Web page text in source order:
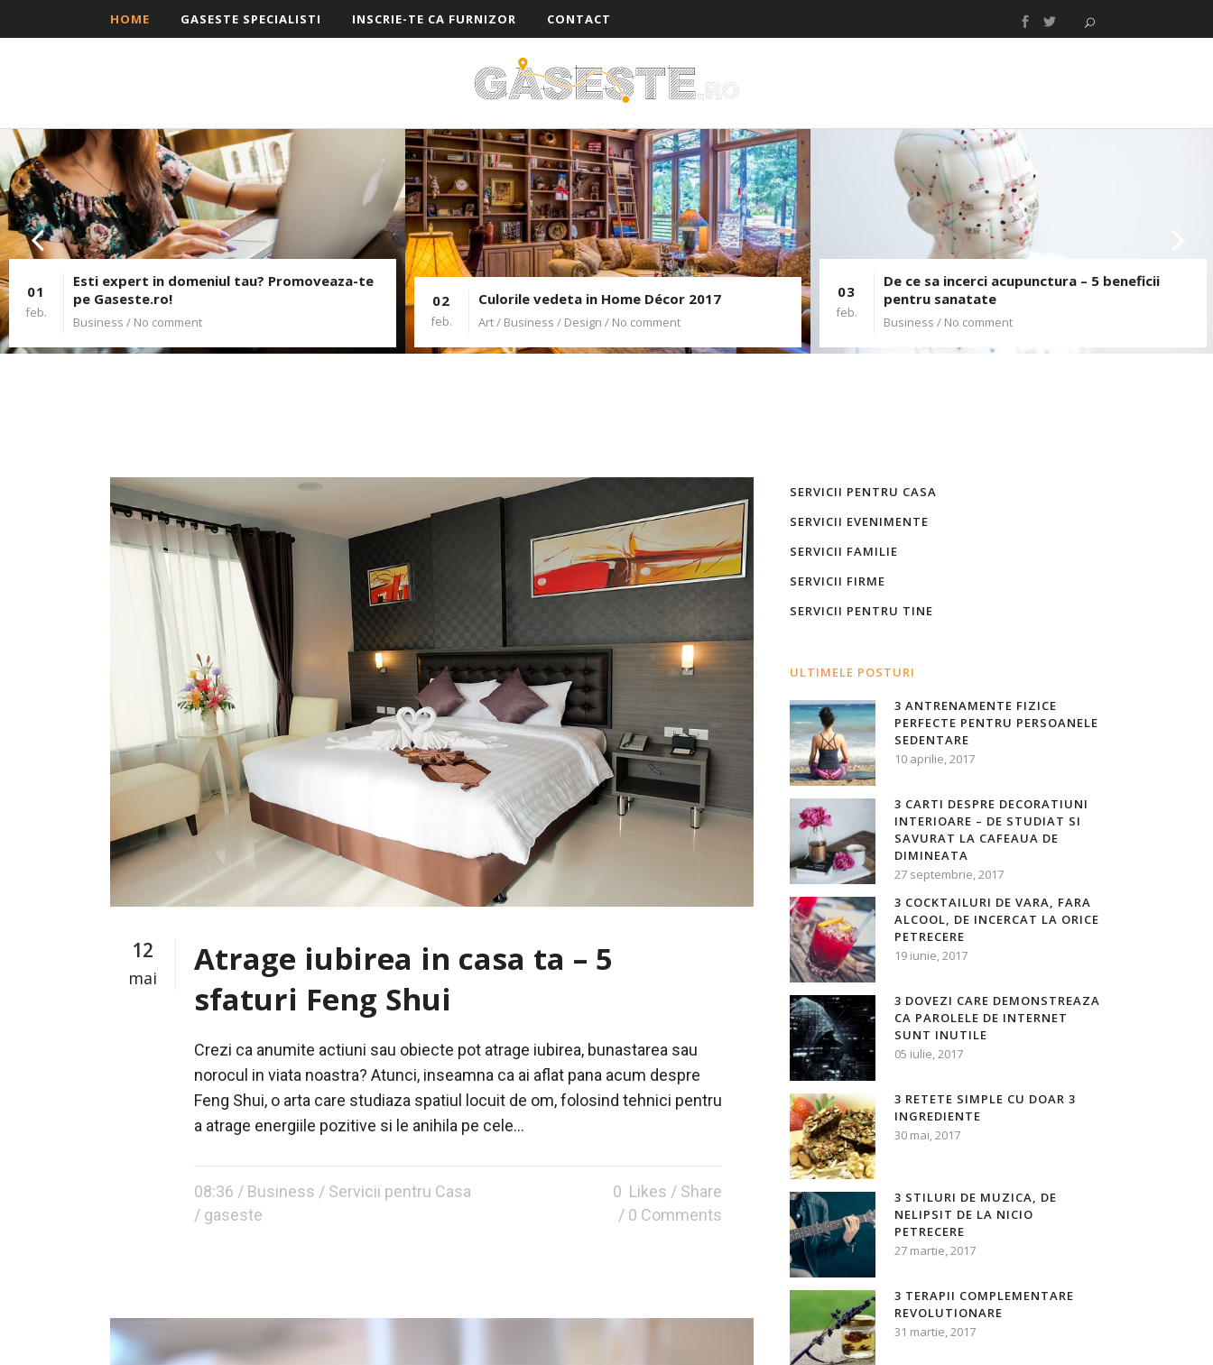
HOME GASESTE SPECIALISTI INSCRIE-TE CA FURNIZOR CONTACT
01
feb.
Esti expert in domeniul tau? Promoveaza-te
pe Gaseste.ro!
Business / No comment
02
feb.
Culorile vedeta in Home Décor 2017
Art / Business / Design / No comment
03
feb.
De ce sa incerci acupunctura – 5 beneficii
pentru sanatate
Business / No comment
12
mai
Atrage iubirea in casa ta – 5
sfaturi Feng Shui
Crezi ca anumite actiuni sau obiecte pot atrage iubirea, bunastarea sau
norocul in viata noastra? Atunci, inseamna ca ai aflat pana acum despre
Feng Shui, o arta care studiaza spatiul locuit de om, folosind tehnici pentru
a atrage energiile pozitive si le anihila pe cele...
08:36 / Business / Servicii pentru Casa
/ gaseste
0 Likes
Share
0 Comments
SERVICII PENTRU CASA
SERVICII EVENIMENTE
SERVICII FAMILIE
SERVICII FIRME
SERVICII PENTRU TINE
ULTIMELE POSTURI
3 ANTRENAMENTE FIZICE
PERFECTE PENTRU PERSOANELE
SEDENTARE
10 aprilie, 2017
3 CARTI DESPRE DECORATIUNI
INTERIOARE – DE STUDIAT SI
SAVURAT LA CAFEAUA DE
DIMINEATA
27 septembrie, 2017
3 COCKTAILURI DE VARA, FARA
ALCOOL, DE INCERCAT LA ORICE
PETRECERE
19 iunie, 2017
3 DOVEZI CARE DEMONSTREAZA
CA PAROLELE DE INTERNET
SUNT INUTILE
05 iulie, 2017
3 RETETE SIMPLE CU DOAR 3
INGREDIENTE
30 mai, 2017
3 STILURI DE MUZICA, DE
NELIPSIT DE LA NICIO
PETRECERE
27 martie, 2017
3 TERAPII COMPLEMENTARE
REVOLUTIONARE
31 martie, 2017